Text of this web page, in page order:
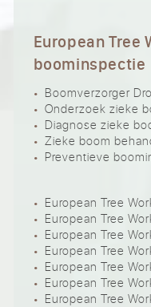
European Tree
boominspectie
Boomverzorger
Onderzoek zieke
Diagnose zieke
Zieke boom
Preventieve
European Tree
European Tree
European Tree
European Tree
European Tree
European Tree
European Tree